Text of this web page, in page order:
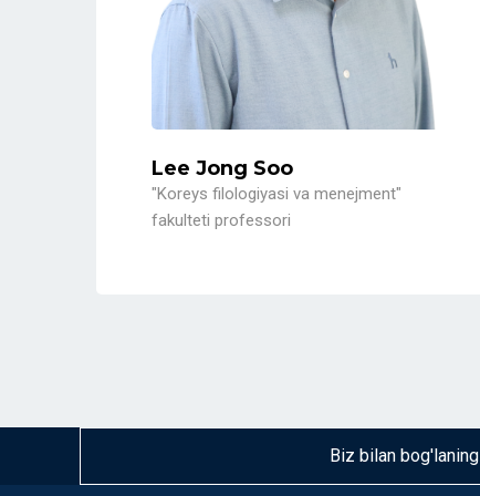
Lee Jong Soo
"Koreys filologiyasi va menejment"
fakulteti professori
Biz bilan bog'laning